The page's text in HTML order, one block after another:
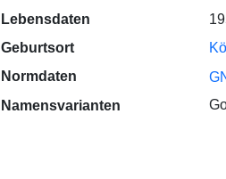
Lebensdaten
Geburtsort
Normdaten
Namensvarianten